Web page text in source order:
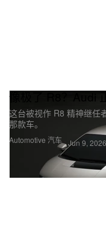
Automotive 汽车
像极了 R8？Audi
这台被视作 R8 精神继任
那款车。
Jun 9, 2026